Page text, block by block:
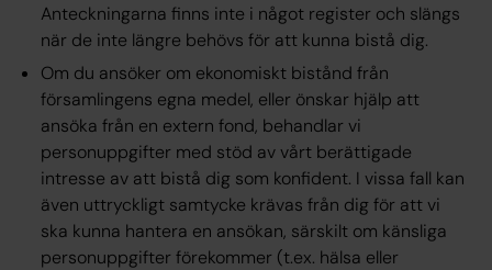
Anteckningarna finns inte i något register och slängs
när de inte längre behövs för att kunna bistå dig.
Om du ansöker om ekonomiskt bistånd från
församlingens egna medel, eller önskar hjälp att
ansöka från en extern fond, behandlar vi
personuppgifter med stöd av vårt berättigade
intresse av att bistå dig som konfident. I vissa fall kan
även uttryckligt samtycke krävas från dig för att vi
ska kunna hantera en ansökan, särskilt om känsliga
personuppgifter förekommer (t.ex. hälsa eller